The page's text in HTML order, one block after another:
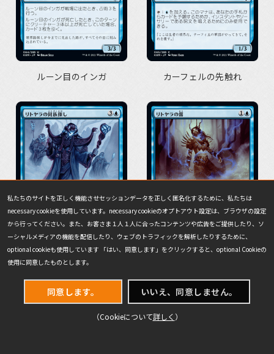
ルーン目のインガ カーフェルの先触れ
私たちのサイトを正しく機能させセッションデータを正しく匿名化するために、私たちは
necessary cookieを使用しています。necessary cookieのオプトアウト設定は、ブラウザの設定
から行ってください。また、お客さま１人１人に合ったコンテンツや広告をご提供したり、ソ
ーシャルメディアの機能を配信したり、ウェブのトラフィックを解析したりするために、
optional cookieも使用しています 「はい、同意します」をクリックすると、optional Cookieの
使用に同意したものとします。
同意します。 いいえ、同意しません。
（Cookieについて詳しく ）